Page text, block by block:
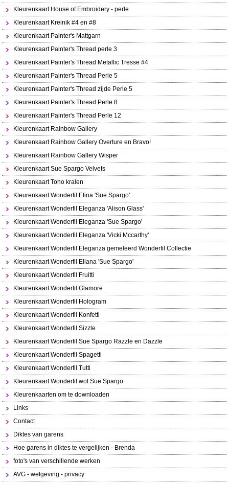
Kleurenkaart House of Embroidery - perle
Kleurenkaart Kreinik #4 en #8
Kleurenkaart Painter's Mattgarn
Kleurenkaart Painter's Thread perle 3
Kleurenkaart Painter's Thread Metallic Tresse #4
Kleurenkaart Painter's Thread Perle 5
Kleurenkaart Painter's Thread zijde Perle 5
Kleurenkaart Painter's Thread Perle 8
Kleurenkaart Painter's Thread Perle 12
Kleurenkaart Rainbow Gallery
Kleurenkaart Rainbow Gallery Overture en Bravo!
Kleurenkaart Rainbow Gallery Wisper
Kleurenkaart Sue Spargo Velvets
Kleurenkaart Toho kralen
Kleurenkaart Wonderfil Efina 'Sue Spargo'
Kleurenkaart Wonderfil Eleganza 'Alison Glass'
Kleurenkaart Wonderfil Eleganza 'Sue Spargo'
Kleurenkaart Wonderfil Eleganza 'Vicki Mccarthy'
Kleurenkaart Wonderfil Eleganza gemeleerd Wonderfil Collectie
Kleurenkaart Wonderfil Ellana 'Sue Spargo'
Kleurenkaart Wonderfil Fruitti
Kleurenkaart Wonderfil Glamore
Kleurenkaart Wonderfil Hologram
Kleurenkaart Wonderfil Konfetti
Kleurenkaart Wonderfil Sizzle
Kleurenkaart Wonderfil Sue Spargo Razzle en Dazzle
Kleurenkaart Wonderfil Spagetti
Kleurenkaart Wonderfil Tutti
Kleurenkaart Wonderfil wol Sue Spargo
Kleurenkaarten om te downloaden
Links
Contact
Diktes van garens
Hoe garens in diktes te vergelijken - Brenda
foto's van verschillende werken
AVG - wetgeving - privacy